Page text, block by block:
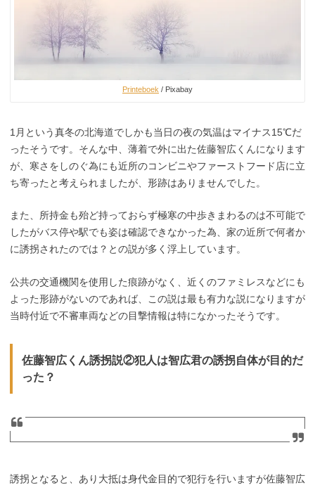
Printeboek / Pixabay
1月という真冬の北海道でしかも当日の夜の気温はマイナス15℃だ
ったそうです。そんな中、薄着で外に出た佐藤智広くんになります
が、寒さをしのぐ為にも近所のコンビニやファーストフード店に立
ち寄ったと考えられましたが、形跡はありませんでした。
また、所持金も殆ど持っておらず極寒の中歩きまわるのは不可能で
したがバス停や駅でも姿は確認できなかった為、家の近所で何者か
に誘拐されたのでは？との説が多く浮上しています。
公共の交通機関を使用した痕跡がなく、近くのファミレスなどにも
よった形跡がないのであれば、この説は最も有力な説になりますが
当時付近で不審車両などの目撃情報は特になかったそうです。
佐藤智広くん誘拐説②犯人は智広君の誘拐自体が目的だ
った？
誘拐となると、あり大抵は身代金目的で犯行を行いますが佐藤智広